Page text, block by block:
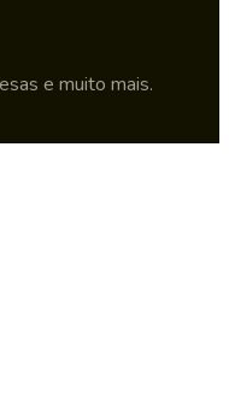
e muito mais.